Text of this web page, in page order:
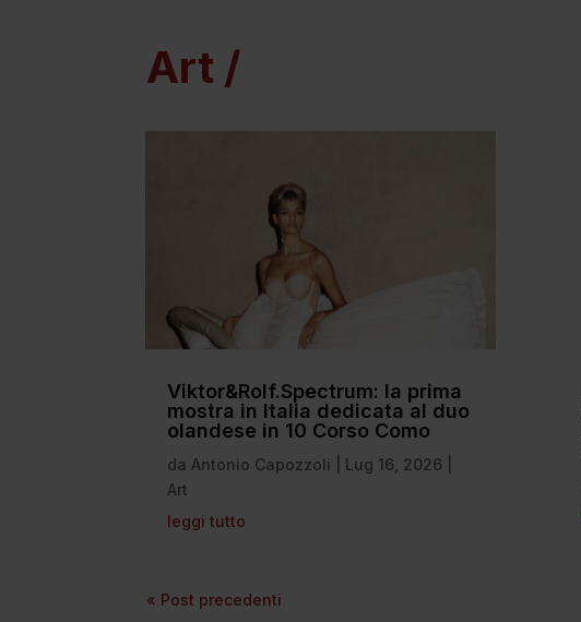
Art /
Viktor&Rolf.Spectrum: la prima
mostra in Italia dedicata al duo
olandese in 10 Corso Como
da Antonio Capozzoli Lug 16, 2026
Art
leggi tutto
« Post precedenti